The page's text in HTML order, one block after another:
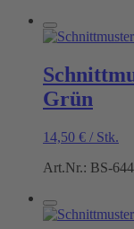
Grün
14,50 € / Stk.
Art.Nr.: BS-